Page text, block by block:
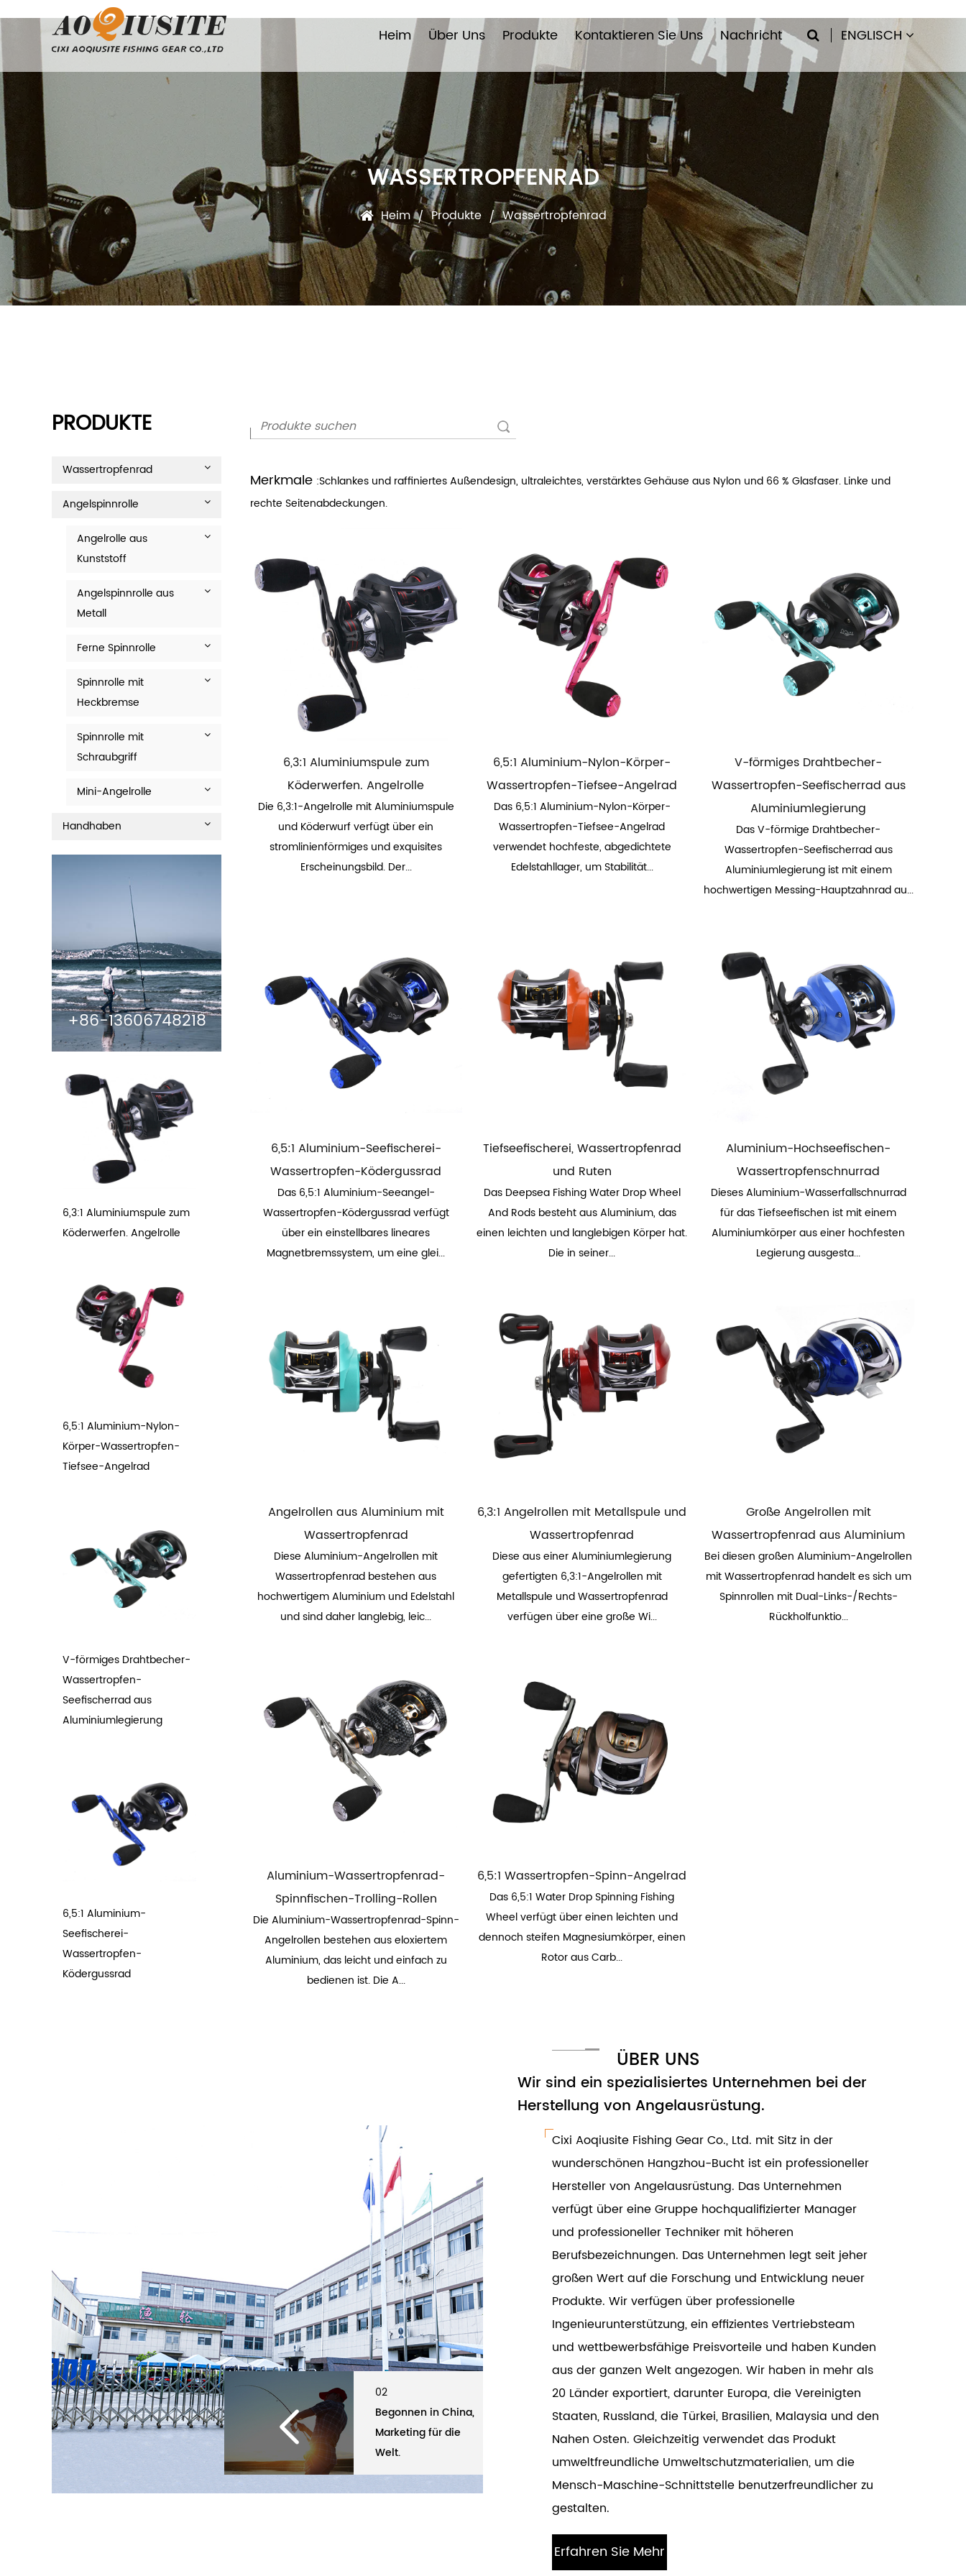
ENGLISCH
Heim Über Uns Produkte Kontaktieren Sie Uns Nachricht
WASSERTROPFENRAD
Heim/Produkte /Wassertropfenrad
PRODUKTE
Wassertropfenrad
Angelspinnrolle
Angelrolle aus
Kunststoff
Angelspinnrolle aus
Metall
Ferne Spinnrolle
Spinnrolle mit
Heckbremse
Spinnrolle mit
Schraubgriff
Mini-Angelrolle
Handhaben
+86-13606748218
6,3:1 Aluminiumspule zum
Köderwerfen. Angelrolle
6,5:1 Aluminium-Nylon-
Körper-Wassertropfen-
Tiefsee-Angelrad
V-förmiges Drahtbecher-
Wassertropfen-
Seefischerrad aus
Aluminiumlegierung
6,5:1 Aluminium-
Seefischerei-
Wassertropfen-
Ködergussrad
Merkmale :Schlankes und raffiniertes Außendesign, ultraleichtes, verstärktes Gehäuse aus Nylon und 66 % Glasfaser. Linke und
rechte Seitenabdeckungen.
6,3:1 Aluminiumspule zum
Köderwerfen. Angelrolle
Die 6,3:1-Angelrolle mit Aluminiumspule
und Köderwurf verfügt über ein
stromlinienförmiges und exquisites
Erscheinungsbild. Der...
6,5:1 Aluminium-Nylon-Körper-
Wassertropfen-Tiefsee-Angelrad
Das 6,5:1 Aluminium-Nylon-Körper-
Wassertropfen-Tiefsee-Angelrad
verwendet hochfeste, abgedichtete
Edelstahllager, um Stabilität...
V-förmiges Drahtbecher-
Wassertropfen-Seefischerrad aus
Aluminiumlegierung
Das V-förmige Drahtbecher-
Wassertropfen-Seefischerrad aus
Aluminiumlegierung ist mit einem
hochwertigen Messing-Hauptzahnrad au...
6,5:1 Aluminium-Seefischerei-
Wassertropfen-Ködergussrad
Das 6,5:1 Aluminium-Seeangel-
Wassertropfen-Ködergussrad verfügt
über ein einstellbares lineares
Magnetbremssystem, um eine glei...
Tiefseefischerei, Wassertropfenrad
und Ruten
Das Deepsea Fishing Water Drop Wheel
And Rods besteht aus Aluminium, das
einen leichten und langlebigen Körper hat.
Die in seiner...
Aluminium-Hochseefischen-
Wassertropfenschnurrad
Dieses Aluminium-Wasserfallschnurrad
für das Tiefseefischen ist mit einem
Aluminiumkörper aus einer hochfesten
Legierung ausgesta...
Angelrollen aus Aluminium mit
Wassertropfenrad
Diese Aluminium-Angelrollen mit
Wassertropfenrad bestehen aus
hochwertigem Aluminium und Edelstahl
und sind daher langlebig, leic...
6,3:1 Angelrollen mit Metallspule und
Wassertropfenrad
Diese aus einer Aluminiumlegierung
gefertigten 6,3:1-Angelrollen mit
Metallspule und Wassertropfenrad
verfügen über eine große Wi...
Große Angelrollen mit
Wassertropfenrad aus Aluminium
Bei diesen großen Aluminium-Angelrollen
mit Wassertropfenrad handelt es sich um
Spinnrollen mit Dual-Links-/Rechts-
Rückholfunktio...
Aluminium-Wassertropfenrad-
Spinnfischen-Trolling-Rollen
Die Aluminium-Wassertropfenrad-Spinn-
Angelrollen bestehen aus eloxiertem
Aluminium, das leicht und einfach zu
bedienen ist. Die A...
6,5:1 Wassertropfen-Spinn-Angelrad
Das 6,5:1 Water Drop Spinning Fishing
Wheel verfügt über einen leichten und
dennoch steifen Magnesiumkörper, einen
Rotor aus Carb...
02
Begonnen in China,
Marketing für die
01
Cixi Aoqiusite Fishing
Gear Co., Ltd.
02
Begonnen in China,
Marketing für die
Welt.
Cixi Aoqiusite Fishing
02
Begonnen in China,
Marketing für die
ÜBER UNS
Wir sind ein spezialisiertes Unternehmen bei der
Herstellung von Angelausrüstung.
Cixi Aoqiusite Fishing Gear Co., Ltd. mit Sitz in der
wunderschönen Hangzhou-Bucht ist ein professioneller
Hersteller von Angelausrüstung. Das Unternehmen
verfügt über eine Gruppe hochqualifizierter Manager
und professioneller Techniker mit höheren
Berufsbezeichnungen. Das Unternehmen legt seit jeher
großen Wert auf die Forschung und Entwicklung neuer
Produkte. Wir verfügen über professionelle
Ingenieurunterstützung, ein effizientes Vertriebsteam
und wettbewerbsfähige Preisvorteile und haben Kunden
aus der ganzen Welt angezogen. Wir haben in mehr als
20 Länder exportiert, darunter Europa, die Vereinigten
Staaten, Russland, die Türkei, Brasilien, Malaysia und den
Nahen Osten. Gleichzeitig verwendet das Produkt
umweltfreundliche Umweltschutzmaterialien, um die
Mensch-Maschine-Schnittstelle benutzerfreundlicher zu
gestalten.
Erfahren Sie Mehr